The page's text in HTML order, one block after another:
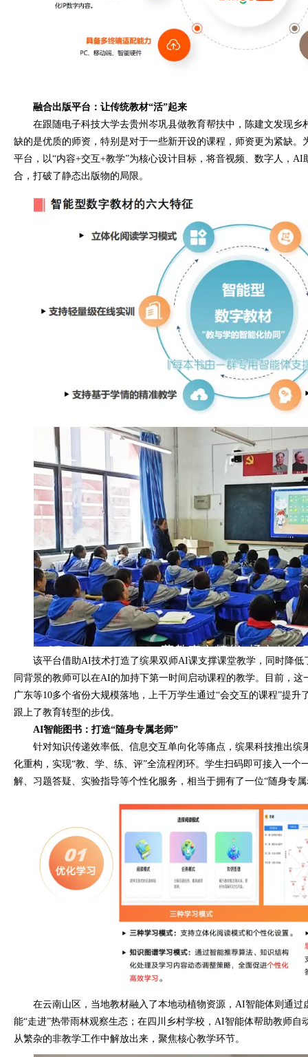
融合出版平台：让传统教材“活”起来
在跟随电子科技大学去贵州岑巩县做教育帮扶中，陈建文发现乡
缺的是优质的师资，特别是对于一些新开设的课程，师资更为紧缺。
平台，以“内容+交互+教学”为核心设计目标，将音视频、数字人，
合，打破了静态出版物的局限。
该平台借助AI技术打造了缤果双师AI课支撑课堂教学，同时降
同背景的教师可以在AI的加持下第一时间启动课程的教学。目前，
广东等10多个省份大规模落地，上千万学生通过“会交互的课程”提升
跟上了教育转型的步伐。
AI智能图书：打造“随身专属老师”
针对知识传递效率低、信息交互单向化等痛点，缤果科技推出
化重构，实现“教、学、练、评”全流程闭环。学生扫码即可接入一个
解、习题答疑、实验指导等个性化服务，相当于拥有了一位“随身专属
在云南山区，当地教材融入了本地动植物资源，AI智能体则通过
能“走进”热带雨林观察生态；在四川乡村学校，AI智能体帮助教师自
从繁杂的非教学工作中解放出来，聚焦核心教学环节。